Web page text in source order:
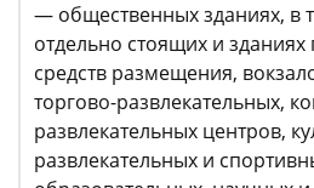
— общественных зданиях, в
отдельно стоящих и
средств размещения,
торгово-развлекательных,
развлекательных центров,
развлекательных и